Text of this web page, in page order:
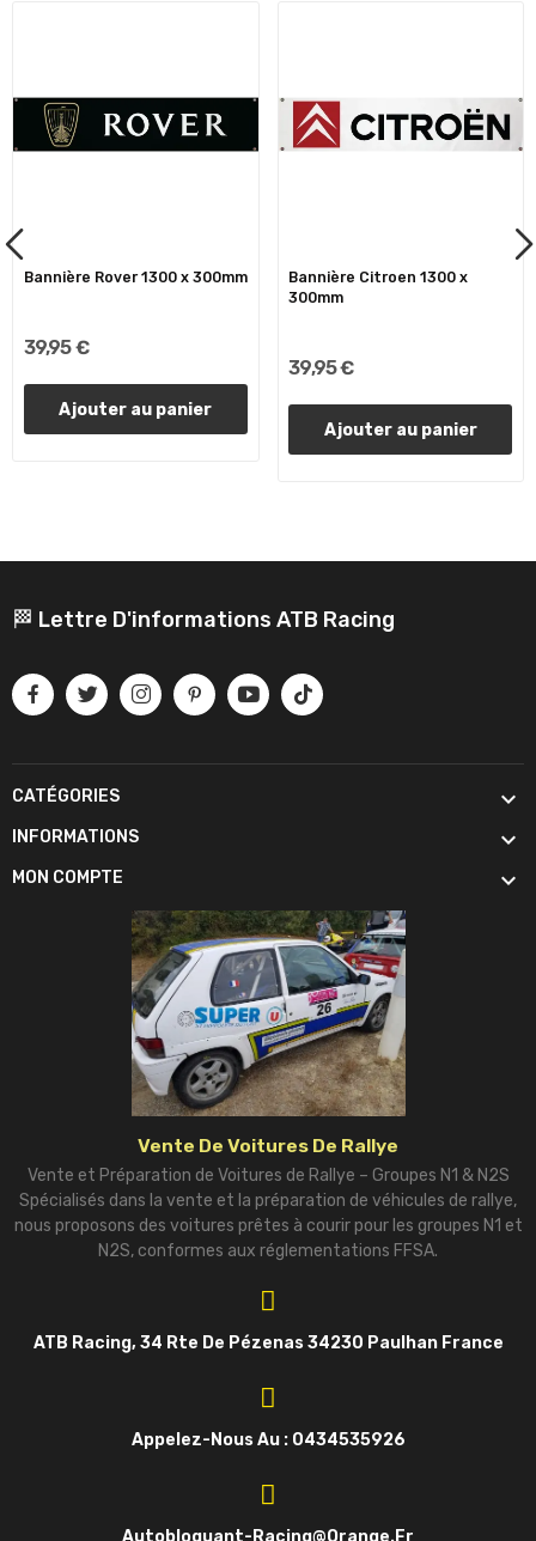
Bannière Rover 1300 x 300mm
39,95 €
Ajouter au panier
Bannière Citroen 1300 x
300mm
39,95 €
Ajouter au panier
🏁 Lettre D'informations ATB Racing
CATÉGORIES 
INFORMATIONS 
MON COMPTE 
Vente De Voitures De Rallye
Vente et Préparation de Voitures de Rallye – Groupes N1 & N2S
Spécialisés dans la vente et la préparation de véhicules de rallye,
nous proposons des voitures prêtes à courir pour les groupes N1 et
N2S, conformes aux réglementations FFSA.
ATB Racing, 34 Rte De Pézenas 34230 Paulhan France
Appelez-Nous Au : 0434535926